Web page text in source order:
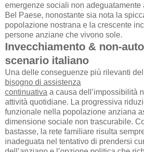
emergenze sociali non adeguatamente
Bel Paese, nonostante sia nota la
popolazione nostrana e la crescente
persone anziane che vivono sole.
Invecchiamento & non-
scenario italiano
Una delle conseguenze più rilevanti
bisogno di assistenza
continuativa a causa dell’impossibilità
attività quotidiane. La progressiva
funzionale nella popolazione anziana
dimensione sociale non trascurabile.
bastasse, la rete familiare risulta
inadeguata nel tentativo di prendersi